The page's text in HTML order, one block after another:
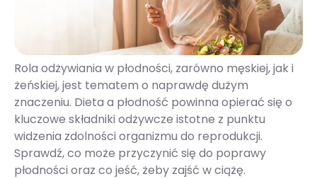
Rola odżywiania w płodności, zarówno męskiej, jak i
żeńskiej, jest tematem o naprawdę dużym
znaczeniu. Dieta a płodność powinna opierać się o
kluczowe składniki odżywcze istotne z punktu
widzenia zdolności organizmu do reprodukcji.
Sprawdź, co może przyczynić się do poprawy
płodności oraz co jeść, żeby zajść w ciążę.